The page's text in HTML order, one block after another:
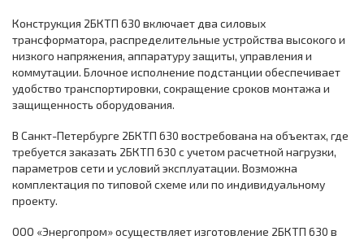
Конструкция 2БКТП 630 включает два силовых
трансформатора, распределительные устройства высокого и
низкого напряжения, аппаратуру защиты, управления и
коммутации. Блочное исполнение подстанции обеспечивает
удобство транспортировки, сокращение сроков монтажа и
защищенность оборудования.
В Санкт-Петербурге 2БКТП 630 востребована на объектах, где
требуется заказать 2БКТП 630 с учетом расчетной нагрузки,
параметров сети и условий эксплуатации. Возможна
комплектация по типовой схеме или по индивидуальному
проекту.
ООО «Энергопром» осуществляет изготовление 2БКТП 630 в